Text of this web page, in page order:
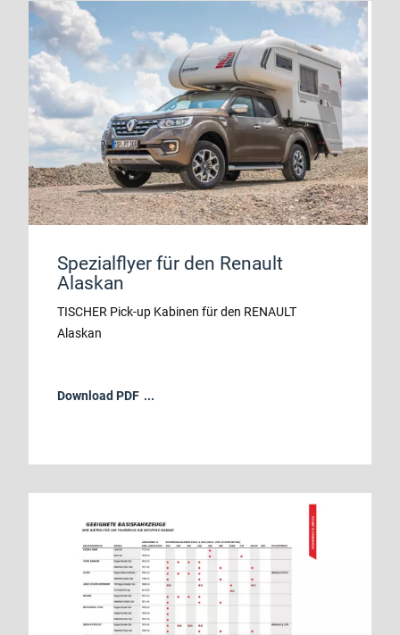
Spezialflyer für den Renault
Alaskan
TISCHER Pick-up Kabinen für den RENAULT
Alaskan
Download PDF